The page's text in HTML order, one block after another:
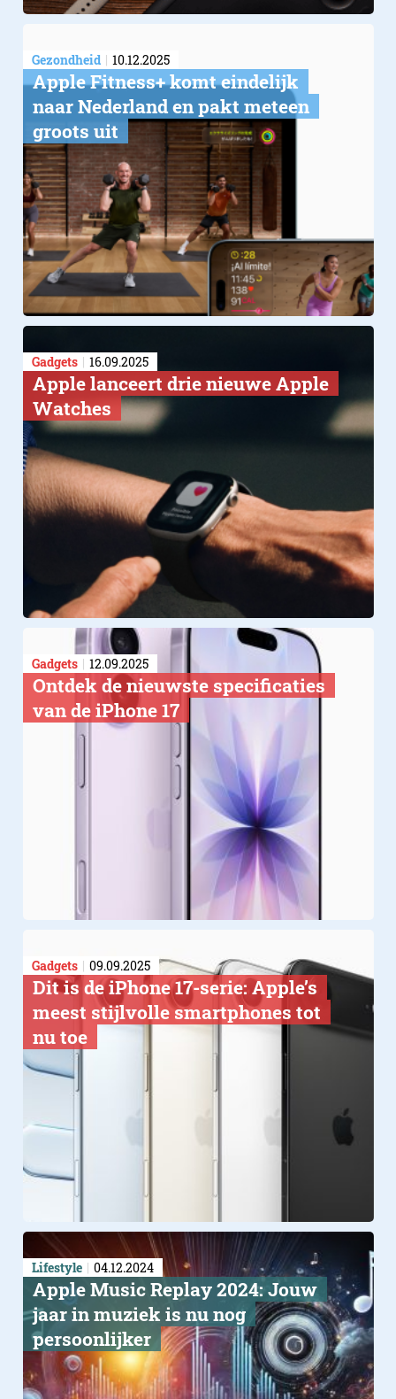
Gezondheid 10.12.2025
Apple Fitness+ komt eindelijk
naar Nederland en pakt meteen
groots uit
Gadgets 16.09.2025
Apple lanceert drie nieuwe Apple
Watches
Gadgets 12.09.2025
Ontdek de nieuwste specificaties
van de iPhone 17
Gadgets 09.09.2025
Dit is de iPhone 17-serie: Apple’s
meest stijlvolle smartphones tot
nu toe
Lifestyle 04.12.2024
Apple Music Replay 2024: Jouw
jaar in muziek is nu nog
persoonlijker